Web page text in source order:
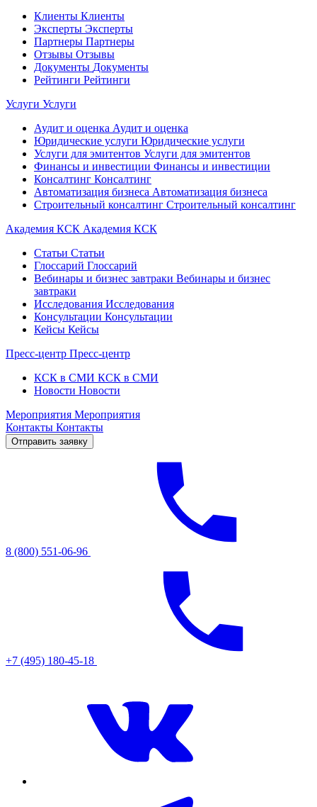
Клиенты Клиенты
Эксперты Эксперты
Партнеры Партнеры
Отзывы Отзывы
Документы Документы
Рейтинги Рейтинги
Услуги Услуги
Аудит и оценка Аудит и оценка
Юридические услуги Юридические услуги
Услуги для эмитентов Услуги для эмитентов
Финансы и инвестиции Финансы и инвестиции
Консалтинг Консалтинг
Автоматизация бизнеса Автоматизация бизнеса
Строительный консалтинг Строительный консалтинг
Академия КСК Академия КСК
Статьи Статьи
Глоссарий Глоссарий
Вебинары и бизнес завтраки Вебинары и бизнес
завтраки
Исследования Исследования
Консультации Консультации
Кейсы Кейсы
Пресс-центр Пресс-центр
КСК в СМИ КСК в СМИ
Новости Новости
Мероприятия Мероприятия
Контакты Контакты
Отправить заявку
8 (800) 551-06-96
+7 (495) 180-45-18